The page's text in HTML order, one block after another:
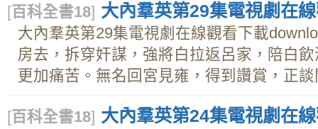
[百科全書18] 大內羣英第29集電視劇在
大內羣英第29集電視劇在線觀看下載
房去，拆穿奸謀，強將白拉返呂家，陪白
更加痛苦。無名回宮見雍，得到讚賞，正
[百科全書18] 大內羣英第24集電視劇在